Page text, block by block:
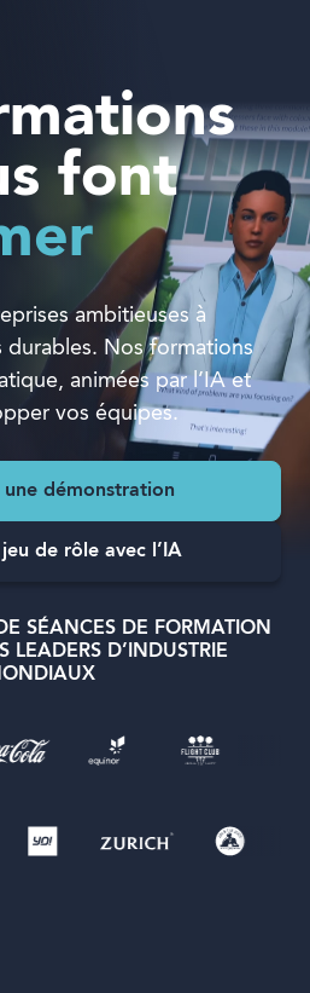
nous vous aider ?
font
ambitieuses à
durables. Nos formations
animées par l’IA et
vos équipes.
une démonstration
de rôle avec l’IA
SÉANCES DE FORMATION
LEADERS D’INDUSTRIE